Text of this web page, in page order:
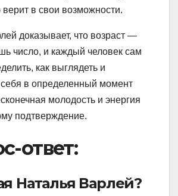
верит в свои возможности.
доказывает, что возраст —
число, и каждый человек сам
как выглядеть и
себя в определенный момент
молодость и энергия
подтверждение.
ответ:
Наталья Варлей?